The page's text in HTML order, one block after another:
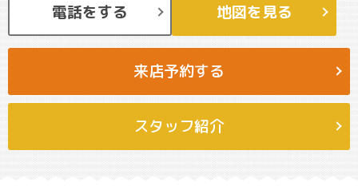
電話をする 地図を見る
来店予約する
スタッフ紹介